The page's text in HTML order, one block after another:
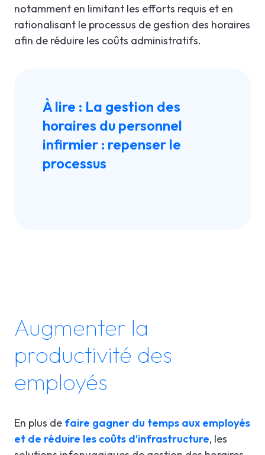
notamment en limitant les efforts requis et en
rationalisant le processus de gestion des horaires
afin de réduire les coûts administratifs.
À lire : La gestion des
horaires du personnel
infirmier : repenser le
processus
Augmenter la
productivité des
employés
En plus de faire gagner du temps aux employés
et de réduire les coûts d’infrastructure, les